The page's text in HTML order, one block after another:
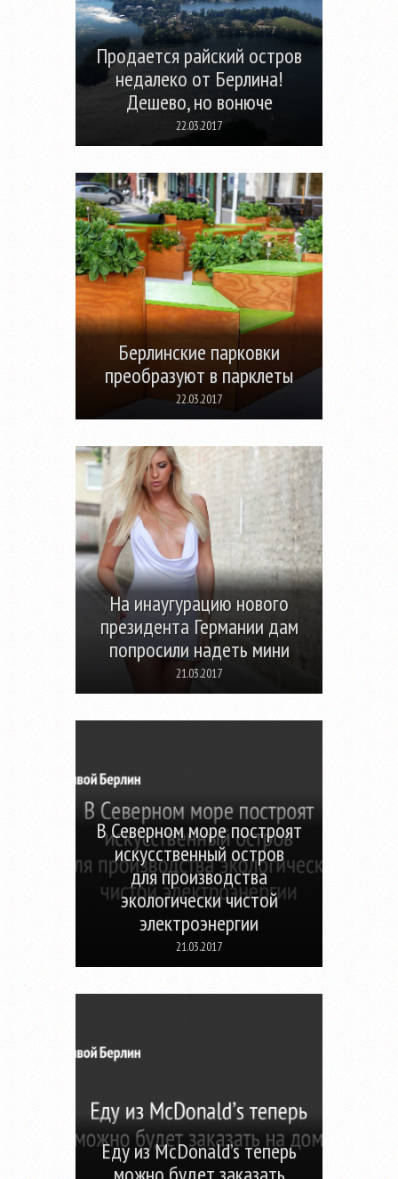
Продается райский остров
недалеко от Берлина!
Дешево, но вонюче
22.03.2017
Берлинские парковки
преобразуют в парклеты
22.03.2017
На инаугурацию нового
президента Германии дам
попросили надеть мини
21.03.2017
В Северном море построят
искусственный остров
для производства
экологически чистой
электроэнергии
21.03.2017
Еду из McDonald’s теперь